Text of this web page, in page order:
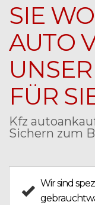
SIE
AUTO
FÜR
Kfz
Sichern zum
Wir sind